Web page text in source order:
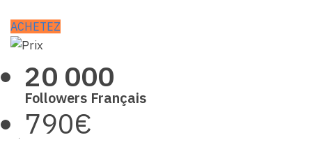
ACHETEZ
20 000
Followers Français
790€